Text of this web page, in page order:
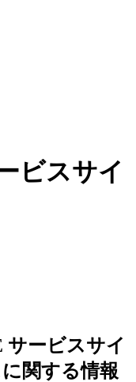
ビスサイ
サービスサイ
関する情報